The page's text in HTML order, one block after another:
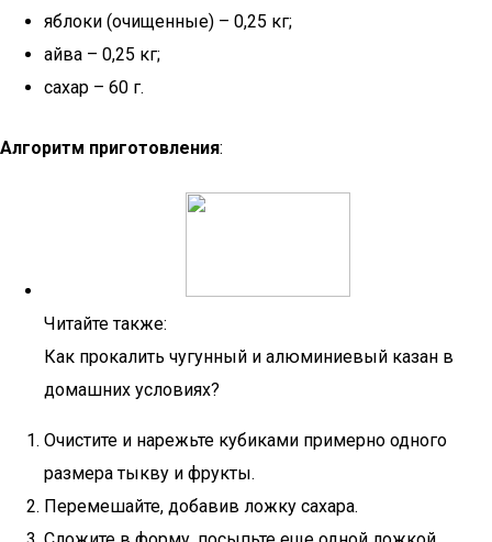
яблоки (очищенные) – 0,25 кг;
айва – 0,25 кг;
сахар – 60 г.
Алгоритм приготовления:
Читайте также:
Как прокалить чугунный и алюминиевый казан в
домашних условиях?
Очистите и нарежьте кубиками примерно одного
размера тыкву и фрукты.
Перемешайте, добавив ложку сахара.